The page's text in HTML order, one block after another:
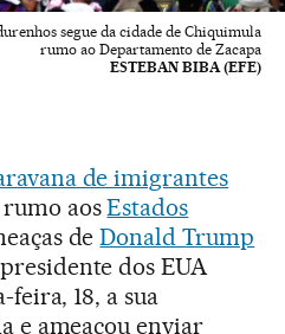
segue da cidade de Chiquimula
rumo ao Departamento de Zacapa
ESTEBAN BIBA (EFE)
de imigrantes
aosEstados
deDonald Trump
dos EUA
18, a sua
e ameaçou enviar